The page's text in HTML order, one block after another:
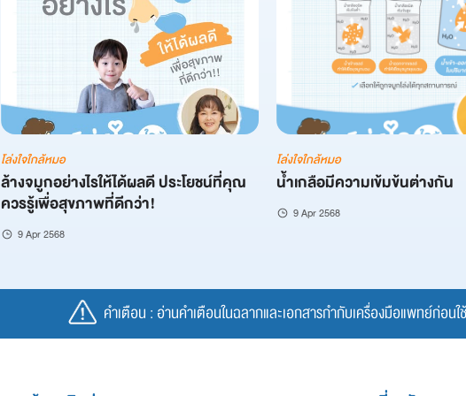
โล่งใจใกล้หมอ
ล้างจมูกอย่างไรให้ได้ผลดี ประโยชน์ที่คุณ
ควรรู้เพื่อสุขภาพที่ดีกว่า!
9 Apr 2568
โล่งใจใกล้หมอ
น้ำเกลือมีความเข้มข้นต่างกัน
9 Apr 2568
คำเตือน : อ่านคำเตือนในฉลากและเอกสารกำกับเครื่องมือแพทย์ก่อนใช้